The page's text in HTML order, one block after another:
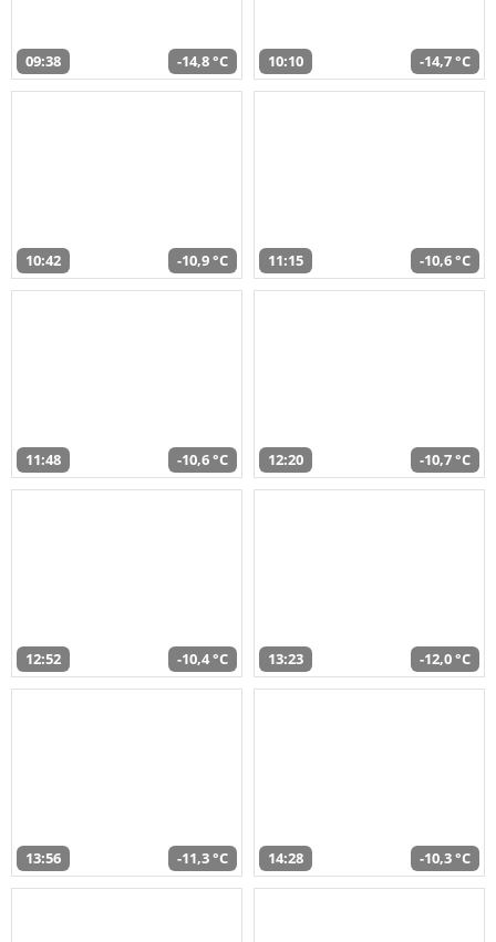
09:38 -14,8 °C 10:10 -14,7 °C
10:42 -10,9 °C 11:15 -10,6 °C
11:48 -10,6 °C 12:20 -10,7 °C
12:52 -10,4 °C 13:23 -12,0 °C
13:56 -11,3 °C 14:28 -10,3 °C